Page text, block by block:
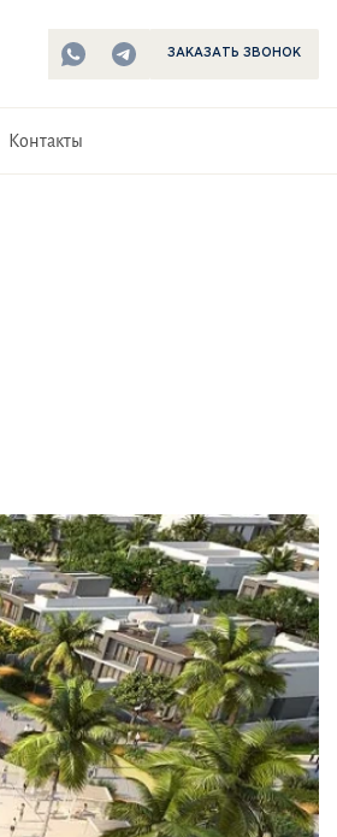
ЗАКАЗАТЬ ЗВОНОК
Контакты